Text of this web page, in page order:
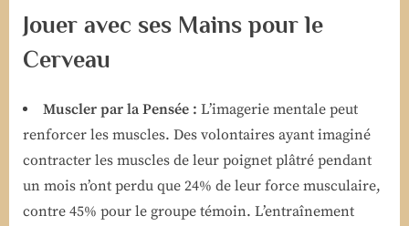
Jouer avec ses Mains pour le
Cerveau
Muscler par la Pensée : L’imagerie mentale peut
renforcer les muscles. Des volontaires ayant imaginé
contracter les muscles de leur poignet plâtré pendant
un mois n’ont perdu que 24% de leur force musculaire,
contre 45% pour le groupe témoin. L’entraînement